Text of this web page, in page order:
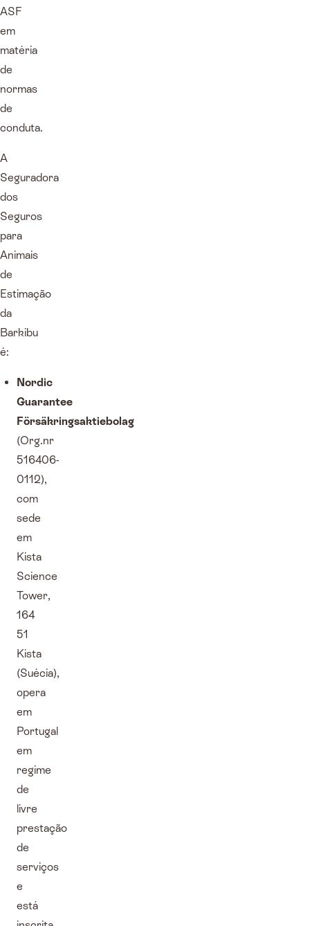
ASF
em
matéria
de
normas
de
conduta.
A
Seguradora
dos
Seguros
para
Animais
de
Estimação
da
Barkibu
é:
Nordic
Guarantee
Försäkringsaktiebolag
(Org.nr
516406-
0112),
com
sede
em
Kista
Science
Tower,
164
51
Kista
(Suécia),
opera
em
Portugal
em
regime
de
livre
prestação
de
serviços
e
está